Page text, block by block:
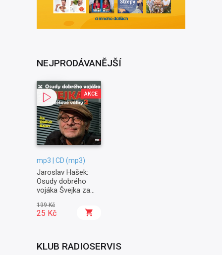
NEJPRODÁVANĚJŠÍ
AKCE
mp3 | CD (mp3)
Jaroslav Hašek:
Osudy dobrého
vojáka Švejka za
Na frontě
199 Kč
25 Kč
KLUB RADIOSERVIS